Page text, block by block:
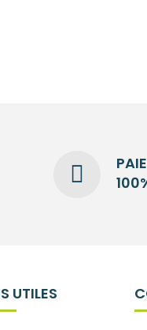
UTILES